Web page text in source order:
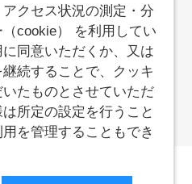
クセス状況の測定・分
cookie） を利用してい
同意いただくか、又は
続することで、クッキ
たものとさせていただ
所定の設定を行うこと
を管理することもでき